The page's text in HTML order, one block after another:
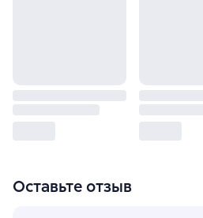
Оставьте отзыв